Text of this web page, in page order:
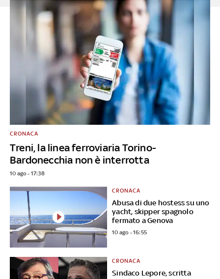
Treni, la linea ferroviaria Torino-
Bardonecchia non è interrotta
CRONACA
10 ago - 17:38
Abusa di due hostess su uno
yacht, skipper spagnolo
fermato a Genova
CRONACA
10 ago - 16:55
Sindaco Lepore, scritta
CRONACA